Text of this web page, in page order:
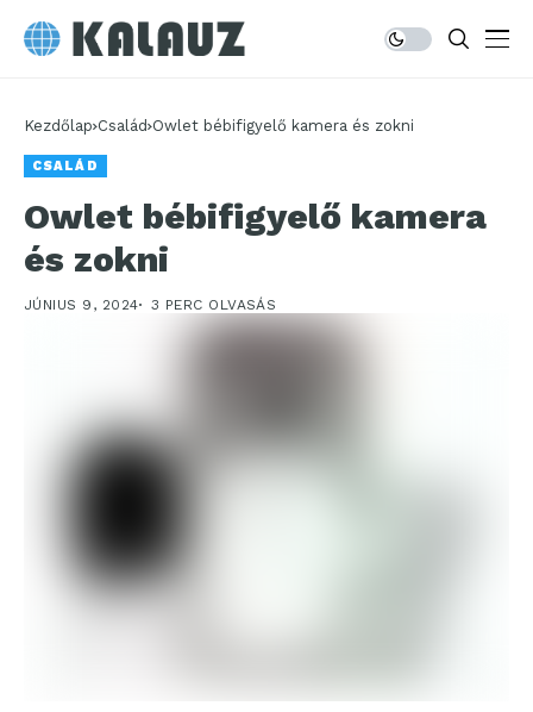
Kezdőlap Család Owlet bébifigyelő kamera és zokni
CSALÁD
Owlet bébifigyelő kamera
és zokni
JÚNIUS 9, 2024 3 PERC OLVASÁS